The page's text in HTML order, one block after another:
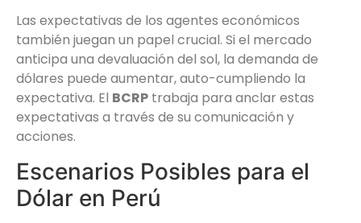
Las expectativas de los agentes económicos
también juegan un papel crucial. Si el mercado
anticipa una devaluación del sol, la demanda de
dólares puede aumentar, auto-cumpliendo la
expectativa. El BCRP trabaja para anclar estas
expectativas a través de su comunicación y
acciones.
Escenarios Posibles para el
Dólar en Perú